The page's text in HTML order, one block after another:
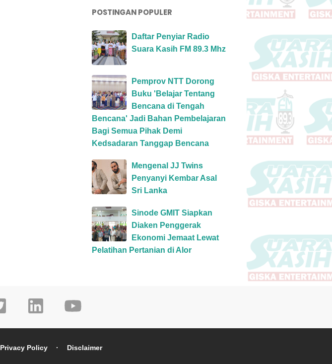
POSTINGAN POPULER
Daftar Penyiar Radio
Suara Kasih FM 89.3 Mhz
Pemprov NTT Dorong
Buku 'Belajar Tentang
Bencana di Tengah
Bencana' Jadi Bahan Pembelajaran
Bagi Semua Pihak Demi
Kedsadaran Tanggap Bencana
Mengenal JJ Twins
Penyanyi Kembar Asal
Sri Lanka
Sinode GMIT Siapkan
Diaken Penggerak
Ekonomi Jemaat Lewat
Pelatihan Pertanian di Alor
Privacy Policy Disclaimer